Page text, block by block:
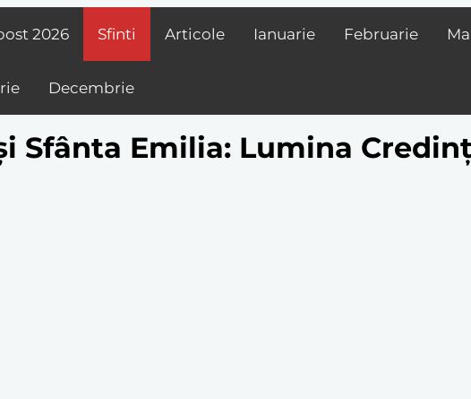
2026 Sfinti Articole Ianuarie Februarie
Decembrie
Sfânta Emilia: Lumina